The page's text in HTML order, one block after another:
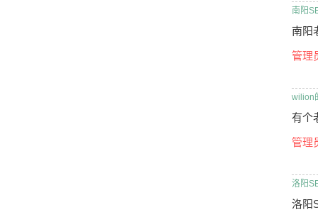
南阳
南阳
管理
wilion
有个
管理
洛阳
洛阳